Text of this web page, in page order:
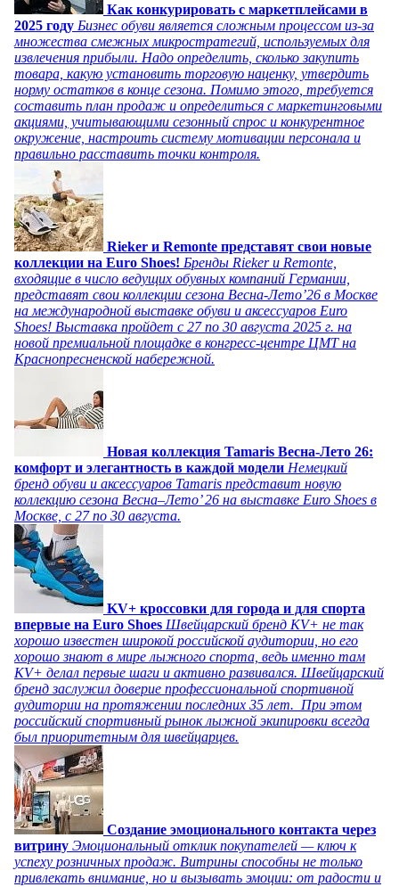
Как конкурировать с маркетплейсами в
2025 году Бизнес обуви является сложным процессом из-за
множества смежных микростратегий, используемых для
извлечения прибыли. Надо определить, сколько закупить
товара, какую установить торговую наценку, утвердить
норму остатков в конце сезона. Помимо этого, требуется
составить план продаж и определиться с маркетинговыми
акциями, учитывающими сезонный спрос и конкурентное
окружение, настроить систему мотивации персонала и
правильно расставить точки контроля.
Rieker и Remonte представят свои новые
коллекции на Euro Shoes! Бренды Rieker и Remonte,
входящие в число ведущих обувных компаний Германии,
представят свои коллекции сезона Весна-Лето’26 в Москве
на международной выставке обуви и аксессуаров Euro
Shoes! Выставка пройдет c 27 по 30 августа 2025 г. на
новой премиальной площадке в конгресс-центре ЦМТ на
Краснопресненской набережной.
Новая коллекция Tamaris Весна-Лето 26:
комфорт и элегантность в каждой модели Немецкий
бренд обуви и аксессуаров Tamaris представит новую
коллекцию сезона Весна–Лето’ 26 на выставке Euro Shoes в
Москве, с 27 по 30 августа.
KV+ кроссовки для города и для спорта
впервые на Euro Shoes Швейцарский бренд KV+ не так
хорошо известен широкой российской аудитории, но его
хорошо знают в мире лыжного спорта, ведь именно там
KV+ делал первые шаги и активно развивался. Швейцарский
бренд заслужил доверие профессиональной спортивной
аудитории на протяжении последних 35 лет. При этом
российский спортивный рынок лыжной экипировки всегда
был приоритетным для швейцарцев.
Создание эмоционального контакта через
витрину Эмоциональный отклик покупателей — ключ к
успеху розничных продаж. Витрины способны не только
привлекать внимание, но и вызывать эмоции: от радости и